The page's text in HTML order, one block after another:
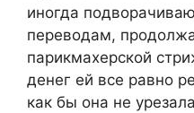
иногда
переводам,
парикмахерской
денег ей все равно
как бы она не